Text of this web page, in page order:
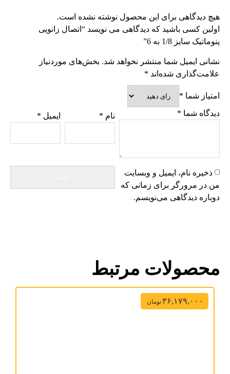
هیچ دیدگاهی برای این محصول نوشته نشده است.
اولین کسی باشید که دیدگاهی می نویسد “اتصال زانویی
پنوماتیک سایز 1/8 به 6”
نشانی ایمیل شما منتشر نخواهد شد. بخش‌های موردنیاز
علامت‌گذاری شده‌اند *
امتیاز شما *
دیدگاه شما * نام * ایمیل *
ذخیره نام، ایمیل و وبسایت
من در مرورگر برای زمانی که
دوباره دیدگاهی می‌نویسم.
محصولات مرتبط
۳۶,۱۷۹,۰۰۰تومان